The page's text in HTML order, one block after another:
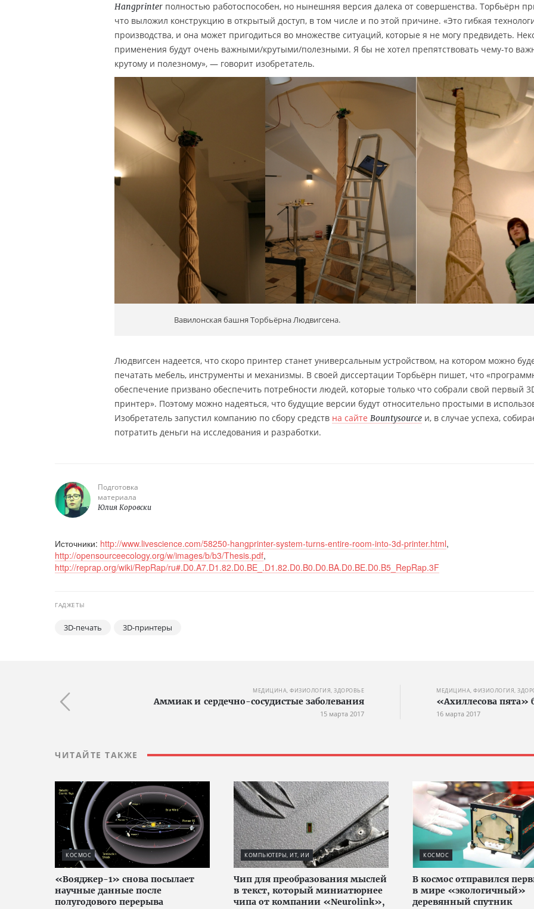
Hangprinter полностью работоспособен, но нынешняя версия далека от совершенства. Торбьёрн
что выложил конструкцию в открытый доступ, в том числе и по этой причине. «Это гибкая
производства, и она может пригодиться во множестве ситуаций, которые я не могу предвидеть.
применения будут очень важными/крутыми/полезными. Я бы не хотел препятствовать чему-то
крутому и полезному», — говорит изобретатель.
Вавилонская башня Торбьёрна Людвигсена.
Людвигсен надеется, что скоро принтер станет универсальным устройством, на котором можно
печатать мебель, инструменты и механизмы. В своей диссертации Торбьёрн пишет, что
обеспечение призвано обеспечить потребности людей, которые только что собрали свой первый
принтер». Поэтому можно надеяться, что будущие версии будут относительно простыми в
Изобретатель запустил компанию по сбору средств на сайте Bountysource и, в случае успеха,
потратить деньги на исследования и разработки.
Подготовка
материала
Юлия Коровски
Источники: http://www.livescience.com/58250-hangprinter-system-turns-entire-room-into-3d-printer.html,
http://opensourceecology.org/w/images/b/b3/Thesis.pdf,
http://reprap.org/wiki/RepRap/ru#.D0.A7.D1.82.D0.BE_.D1.82.D0.B0.D0.BA.D0.BE.D0.B5_RepRap.3F
ГАДЖЕТЫ
3D-печать 3D-принтеры
МЕДИЦИНА, ФИЗИОЛОГИЯ, ЗДОРОВЬЕ
Аммиак и сердечно-сосудистые заболевания
15 марта 2017
МЕДИЦИНА, ФИЗИОЛОГИЯ,
«Ахиллесова пята»
16 марта 2017
ЧИТАЙТЕ ТАКЖЕ
КОСМОС
«Вояджер-1» снова посылает
научные данные после
полугодового перерыва
КОМПЬЮТЕРЫ, ИТ, ИИ
Чип для преобразования мыслей
в текст, который миниатюрнее
чипа от компании «Neurolink»,
КОСМОС
В космос отправился
в мире «экологичный»
деревянный спутник